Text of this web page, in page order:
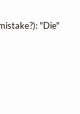
"Die"